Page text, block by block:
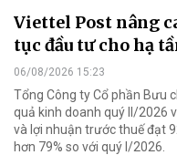
Viettel Post nâng
tục đầu tư cho hạ
06/08/2026 15:23
Tổng Công ty Cổ phần Bưu
quả kinh doanh quý II/2026
và lợi nhuận trước thuế đạt
hơn 79% so với quý I/2026.